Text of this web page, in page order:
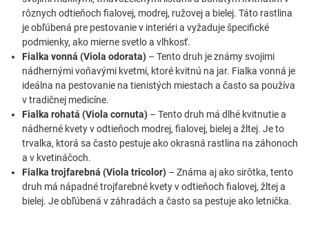
rôznych odtieňoch fialovej, modrej, ružovej a bielej. Táto rastlina
je obľúbená pre pestovanie v interiéri a vyžaduje špecifické
podmienky, ako mierne svetlo a vlhkosť.
Fialka vonná (Viola odorata) – Tento druh je známy svojimi
nádhernými voňavými kvetmi, ktoré kvitnú na jar. Fialka vonná je
ideálna na pestovanie na tienistých miestach a často sa používa
v tradičnej medicíne.
Fialka rohatá (Viola cornuta) – Tento druh má dlhé kvitnutie a
nádherné kvety v odtieňoch modrej, fialovej, bielej a žltej. Je to
trvalka, ktorá sa často pestuje ako okrasná rastlina na záhonoch
a v kvetináčoch.
Fialka trojfarebná (Viola tricolor) – Známa aj ako sirôtka, tento
druh má nápadné trojfarebné kvety v odtieňoch fialovej, žltej a
bielej. Je obľúbená v záhradách a často sa pestuje ako letnička.